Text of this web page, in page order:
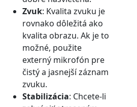
Zvuk: Kvalita zvuku je
rovnako dôležitá ako
kvalita obrazu. Ak je to
možné, použite
externý mikrofón pre
čistý a jasnejší záznam
zvuku.
Stabilizácia: Chcete-li